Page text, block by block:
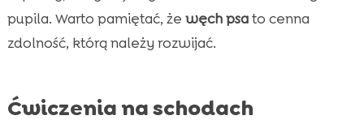
pupila. Warto pamiętać, że węch psato cenna
zdolność, którą należy rozwijać.
Ćwiczenia na schodach